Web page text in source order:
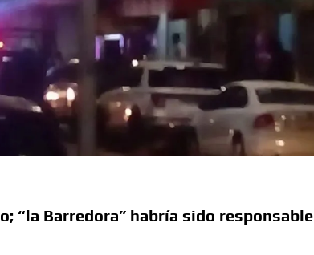
“la Barredora” habría sido responsable